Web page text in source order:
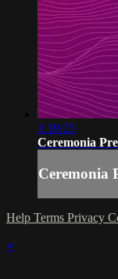
1:19:25
Ceremonia
Ceremonia
Help Terms Privacy
×